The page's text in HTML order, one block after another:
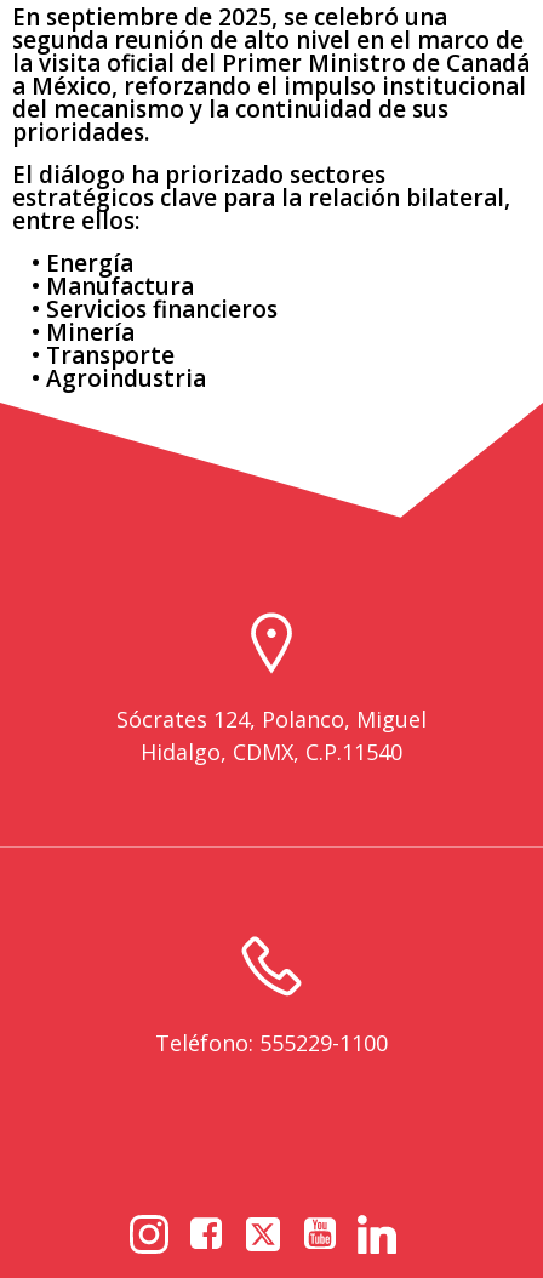
En septiembre de 2025, se celebró una
segunda reunión de alto nivel en el marco de
la visita oficial del Primer Ministro de Canadá
a México, reforzando el impulso institucional
del mecanismo y la continuidad de sus
prioridades.
El diálogo ha priorizado sectores
estratégicos clave para la relación bilateral,
entre ellos:
Energía
Manufactura
Servicios financieros
Minería
Transporte
Agroindustria
Sócrates 124, Polanco, Miguel
Hidalgo, CDMX, C.P.11540
Teléfono: 555229-1100